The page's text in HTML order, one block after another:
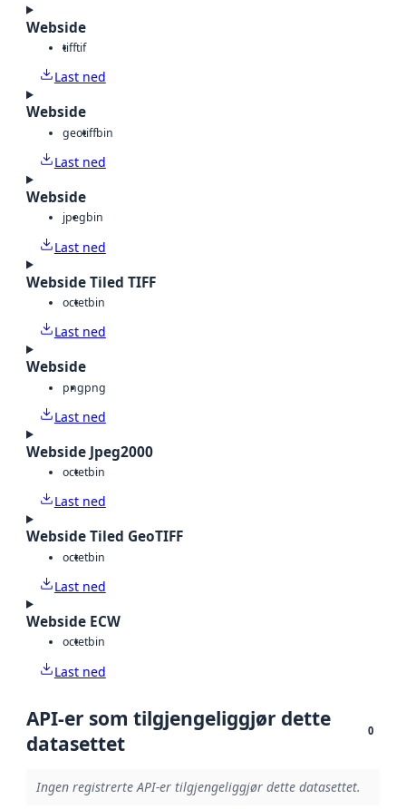
Webside
tifftif
Last ned
Webside
geotiffbin
Last ned
Webside
jpegbin
Last ned
Webside Tiled TIFF
octetbin
Last ned
Webside
pngpng
Last ned
Webside Jpeg2000
octetbin
Last ned
Webside Tiled GeoTIFF
octetbin
Last ned
Webside ECW
octetbin
Last ned
API-er som tilgjengeliggjør dette
datasettet
0
Ingen registrerte API-er tilgjengeliggjør dette datasettet.